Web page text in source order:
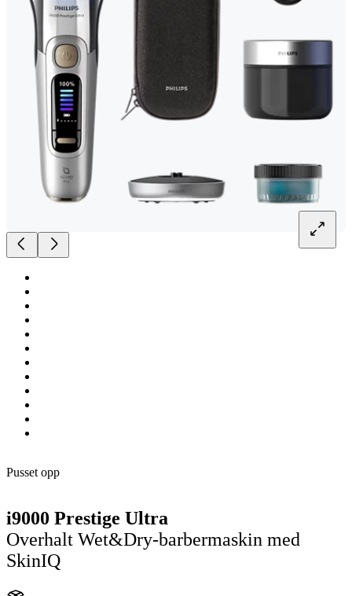
Pusset opp
i9000 Prestige Ultra
Overhalt Wet&Dry-barbermaskin med
SkinIQ